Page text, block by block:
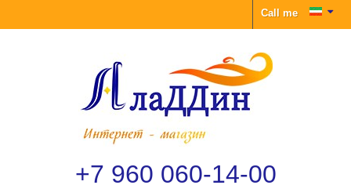
Call me
+7 960 060-14-00